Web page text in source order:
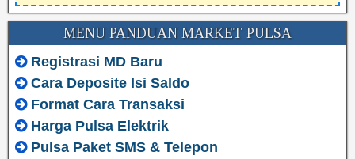
MENU PANDUAN MARKET PULSA
Registrasi MD Baru
Cara Deposite Isi Saldo
Format Cara Transaksi
Harga Pulsa Elektrik
Pulsa Paket SMS & Telepon